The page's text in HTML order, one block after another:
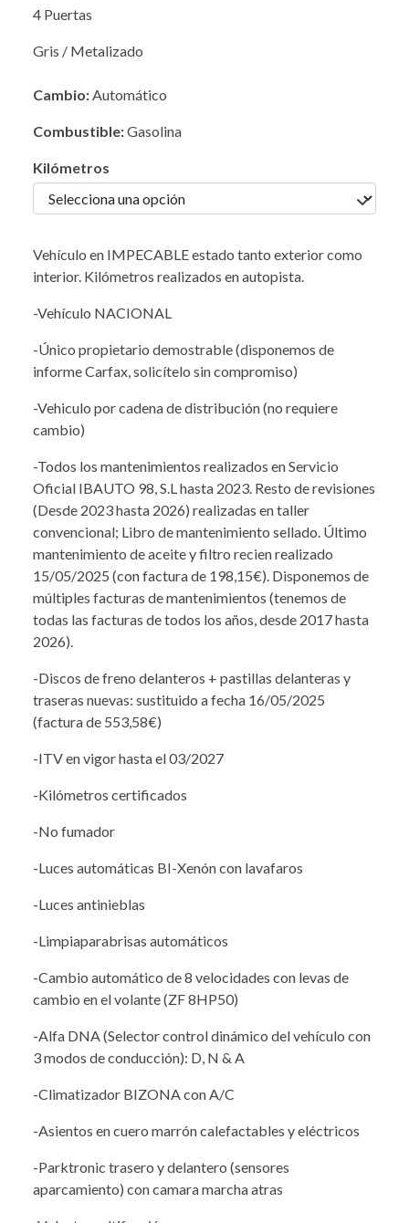
4 Puertas
Gris / Metalizado
Cambio: Automático
Combustible:Gasolina
Kilómetros
Vehículo en IMPECABLE estado tanto exterior como
interior. Kilómetros realizados en autopista.
-Vehículo NACIONAL
-Único propietario demostrable (disponemos de
informe Carfax, solicítelo sin compromiso)
-Vehiculo por cadena de distribución (no requiere
cambio)
-Todos los mantenimientos realizados en Servicio
Oficial IBAUTO 98, S.L hasta 2023. Resto de revisiones
(Desde 2023 hasta 2026) realizadas en taller
convencional; Libro de mantenimiento sellado. Último
mantenimiento de aceite y filtro recien realizado
15/05/2025 (con factura de 198,15€). Disponemos de
múltiples facturas de mantenimientos (tenemos de
todas las facturas de todos los años, desde 2017 hasta
2026).
-Discos de freno delanteros + pastillas delanteras y
traseras nuevas: sustituido a fecha 16/05/2025
(factura de 553,58€)
-ITV en vigor hasta el 03/2027
-Kilómetros certificados
-No fumador
-Luces automáticas BI-Xenón con lavafaros
-Luces antinieblas
-Limpiaparabrisas automáticos
-Cambio automático de 8 velocidades con levas de
cambio en el volante (ZF 8HP50)
-Alfa DNA (Selector control dinámico del vehículo con
3 modos de conducción): D, N & A
-Climatizador BIZONA con A/C
-Asientos en cuero marrón calefactables y eléctricos
-Parktronic trasero y delantero (sensores
aparcamiento) con camara marcha atras